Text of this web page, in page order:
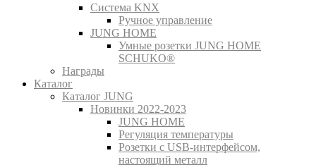
Система KNX
Ручное управление
JUNG HOME
Умные розетки JUNG HOME
SCHUKO®
Награды
Каталог
Каталог JUNG
Новинки 2022-2023
JUNG HOME
Регуляция температуры
Розетки с USB-интерфейсом,
настоящий металл